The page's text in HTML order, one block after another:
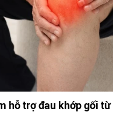
hỗ trợ đau khớp gối